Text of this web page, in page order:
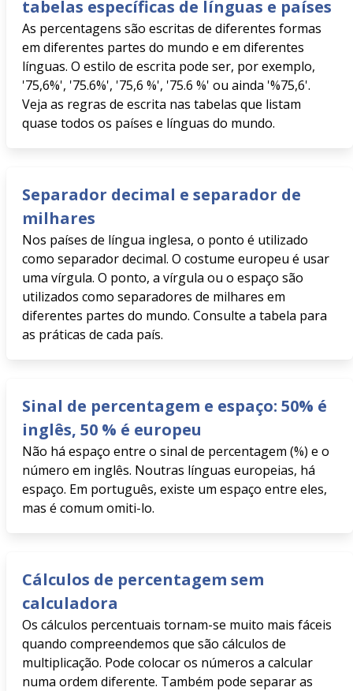
tabelas específicas de línguas e países
As percentagens são escritas de diferentes formas
em diferentes partes do mundo e em diferentes
línguas. O estilo de escrita pode ser, por exemplo,
'75,6%', '75.6%', '75,6 %', '75.6 %' ou ainda '%75,6'.
Veja as regras de escrita nas tabelas que listam
quase todos os países e línguas do mundo.
Separador decimal e separador de
milhares
Nos países de língua inglesa, o ponto é utilizado
como separador decimal. O costume europeu é usar
uma vírgula. O ponto, a vírgula ou o espaço são
utilizados como separadores de milhares em
diferentes partes do mundo. Consulte a tabela para
as práticas de cada país.
Sinal de percentagem e espaço: 50% é
inglês, 50 % é europeu
Não há espaço entre o sinal de percentagem (%) e o
número em inglês. Noutras línguas europeias, há
espaço. Em português, existe um espaço entre eles,
mas é comum omiti-lo.
Cálculos de percentagem sem
calculadora
Os cálculos percentuais tornam-se muito mais fáceis
quando compreendemos que são cálculos de
multiplicação. Pode colocar os números a calcular
numa ordem diferente. Também pode separar as